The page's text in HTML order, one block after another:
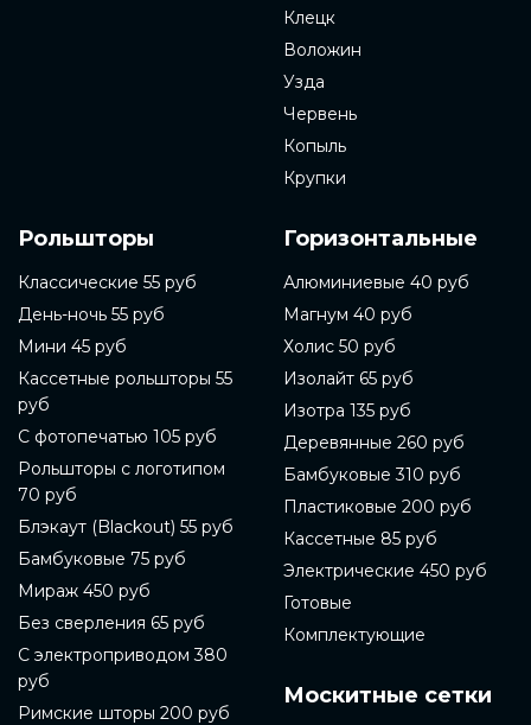
Клецк
Воложин
Узда
Червень
Копыль
Крупки
Рольшторы
Классические 55 руб
День-ночь 55 руб
Мини 45 руб
Кассетные рольшторы 55
руб
С фотопечатью 105 руб
Рольшторы с логотипом
70 руб
Блэкаут (Blackout) 55 руб
Бамбуковые 75 руб
Мираж 450 руб
Без сверления 65 руб
С электроприводом 380
руб
Римские шторы 200 руб
Горизонтальные
Алюминиевые 40 руб
Магнум 40 руб
Холис 50 руб
Изолайт 65 руб
Изотра 135 руб
Деревянные 260 руб
Бамбуковые 310 руб
Пластиковые 200 руб
Кассетные 85 руб
Электрические 450 руб
Готовые
Комплектующие
Москитные сетки